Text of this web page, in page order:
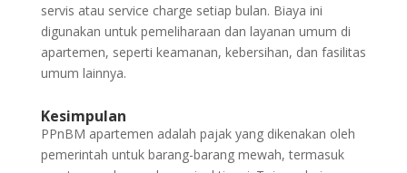
servis atau service charge setiap bulan. Biaya ini
digunakan untuk pemeliharaan dan layanan umum di
apartemen, seperti keamanan, kebersihan, dan fasilitas
umum lainnya.
Kesimpulan
PPnBM apartemen adalah pajak yang dikenakan oleh
pemerintah untuk barang-barang mewah, termasuk